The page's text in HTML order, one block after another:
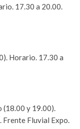
17.30 a 20.00.
Horario. 17.30 a
y 19.00).
Fluvial Expo.